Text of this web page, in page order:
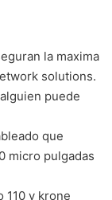
la maxima
solutions.
puede
que
micro pulgadas
110 y krone